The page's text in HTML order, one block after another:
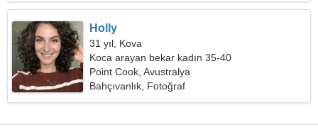
Holly
31 yıl, Kova
Koca arayan bekar kadın 35-40
Point Cook, Avustralya
Bahçıvanlık, Fotoğraf